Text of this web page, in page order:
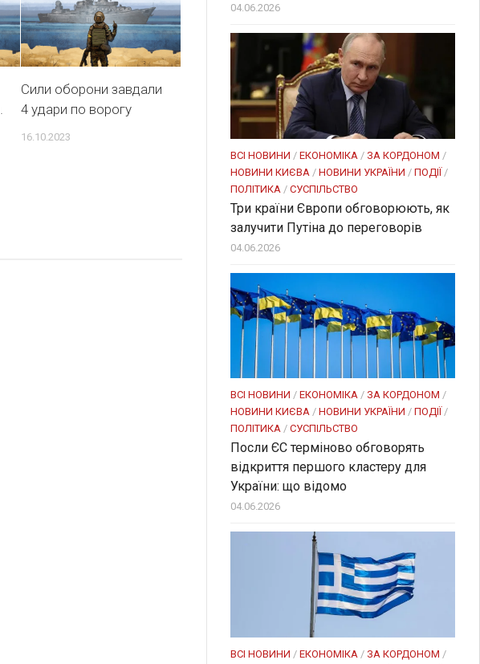
Сили оборони завдали
4 удари по ворогу
16.10.2023
04.06.2026
ВСІ НОВИНИ / ЕКОНОМІКА / ЗА КОРДОНОМ /
НОВИНИ КИЄВА / НОВИНИ УКРАЇНИ / ПОДІЇ/
ПОЛІТИКА / СУСПІЛЬСТВО
Три країни Європи обговорюють, як
залучити Путіна до переговорів
04.06.2026
ВСІ НОВИНИ / ЕКОНОМІКА / ЗА КОРДОНОМ /
НОВИНИ КИЄВА / НОВИНИ УКРАЇНИ / ПОДІЇ /
ПОЛІТИКА / СУСПІЛЬСТВО
Посли ЄC терміново обговорять
відкриття першого кластеру для
України: що відомо
04.06.2026
ВСІ НОВИНИ / ЕКОНОМІКА / ЗА КОРДОНОМ /